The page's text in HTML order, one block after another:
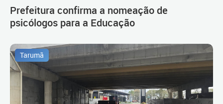
Prefeitura confirma a nomeação de
psicólogos para a Educação
Tarumã